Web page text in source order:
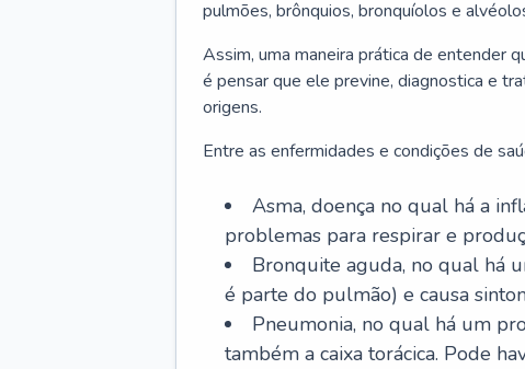
pulmões, brônquios, bronquíolos e
Assim, uma maneira prática de entender
é pensar que ele previne, diagnostica e
origens.
Entre as enfermidades e condições de
Asma, doença no qual há a
problemas para respirar e
Bronquite aguda, no qual há
é parte do pulmão) e causa
Pneumonia, no qual há um
também a caixa torácica. Pode